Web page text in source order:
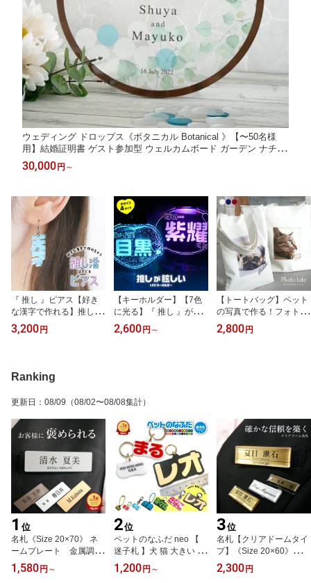
ウェディング ドロップス《ボタニカル Botanical 》【〜50名様
用】結婚証明書 ゲスト参加型 ウェルカムボード ガーデン ナチュ
ラル グリーン 結婚式 結婚祝い ウェルカムスペース 席札
30,000 円 ～
『 推し 』ピアス【好き
な漢字で作れる】推し 推
し活 推しカラー 推し活
グッズ 推し色 名前入り
3,200 円
【キーホルダー】【7色
に光る】『 推し 』が眩
しい！LED キーホルダー
名入れ可能 LEDライト U
2,600 円 ～
【トートバッグ】ペット
の写真で作る！フォトト
ートバッグ！【名入れ】
大きめ A4 バッグ 犬 猫
2,800 円
Ranking
更新日 ： 08/09 （08/02〜08/08集計）
1 位
名札《Size 20×70》 ネ
ームプレート 金属調二
層アクリル ゴールド シ
ルバー ブロンズ
1,580 円 ～
2位
ペットのなふだ neo 【
迷子札 】犬 猫 大きい 小
軽量 防災 カラフル 首輪
ハーネス 両面
1,200 円 ～
3位
名札【クリアドームタイ
プ】《Size 20×60》ネー
ムプレート ゴールド シ
ルバー ブロンズ 軽量 オ
2,300 円